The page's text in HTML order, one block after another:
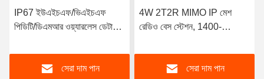
IP67 ইউএইচএফ/ভিএইচএফ
পিডিটি/ডিএমআর ওয়্যারলেস ডেটা
Mesh রেডিও জন্য
সেরা দাম পান
4W 2T2R MIMO IP মেশ
রেডিও বেস স্টেশন, 1400-
82Mbps ডেটা রেট এবং IP67
মজবুত আবাসন
সেরা দাম পান